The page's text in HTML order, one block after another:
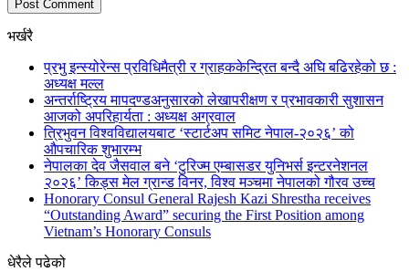
भर्खरै
प्रभु इन्स्योरेन्स प्रविधिमैत्री र ग्राहककेन्द्रित बन्दै अघि बढिरहेको छ :
अध्यक्ष मल्ल
अन्तर्राष्ट्रिय मापदण्डअनुसारको लेखापरीक्षण र प्रभावकारी सुशासन
आजको अपरिहार्यता : अध्यक्ष अग्रवाल
त्रिभुवन विश्वविद्यालयबाट ‘स्टार्टअप समिट नेपाल-२०२६’ को
औपचारिक शुभारम्भ
नेपालका देव जैसवाल बने ‘टुरिज्म एम्बासडर युनिभर्स इन्टरनेशनल
२०२६’ किड्स मेल ग्रान्ड विनर, विश्व मञ्चमा नेपालको गौरव उच्च
Honorary Consul General Rajesh Kazi Shrestha receives
“Outstanding Award” securing the First Position among
Vietnam’s Honorary Consuls
धेरैले पढेको